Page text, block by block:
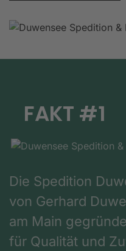
FAKT #1
Die Spedition
von Gerhard
am Main
für Qualität und